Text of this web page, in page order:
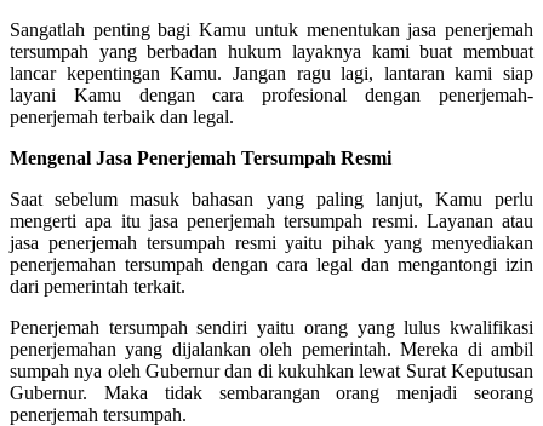
Sangatlah penting bagi Kamu untuk menentukan jasa penerjemah
tersumpah yang berbadan hukum layaknya kami buat membuat
lancar kepentingan Kamu. Jangan ragu lagi, lantaran kami siap
layani Kamu dengan cara profesional dengan penerjemah-
penerjemah terbaik dan legal.
Mengenal Jasa Penerjemah Tersumpah Resmi
Saat sebelum masuk bahasan yang paling lanjut, Kamu perlu
mengerti apa itu jasa penerjemah tersumpah resmi. Layanan atau
jasa penerjemah tersumpah resmi yaitu pihak yang menyediakan
penerjemahan tersumpah dengan cara legal dan mengantongi izin
dari pemerintah terkait.
Penerjemah tersumpah sendiri yaitu orang yang lulus kwalifikasi
penerjemahan yang dijalankan oleh pemerintah. Mereka di ambil
sumpah nya oleh Gubernur dan di kukuhkan lewat Surat Keputusan
Gubernur. Maka tidak sembarangan orang menjadi seorang
penerjemah tersumpah.